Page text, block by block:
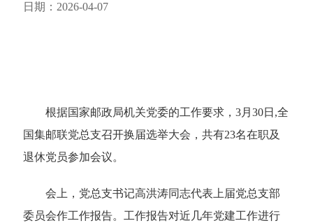
日期：2026-04-07
根据国家邮政局机关党委的工作要求，3月30日,全
国集邮联党总支召开换届选举大会，共有23名在职及
退休党员参加会议。
会上，党总支书记高洪涛同志代表上届党总支部
委员会作工作报告。工作报告对近几年党建工作进行